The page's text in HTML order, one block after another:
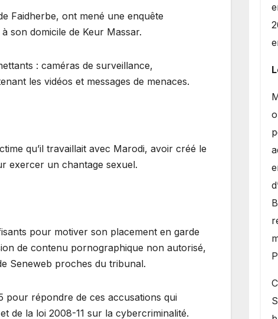
Faidherbe, ont mené une enquête
son domicile de Keur Massar.
: caméras de surveillance,
les vidéos et messages de menaces.
qu’il travaillait avec Marodi, avoir créé le
exercer un chantage sexuel.
pour motiver son placement en garde
de contenu pornographique non autorisé,
Seneweb proches du tribunal.
pour répondre de ces accusations qui
de la loi 2008-11 sur la cybercriminalité.